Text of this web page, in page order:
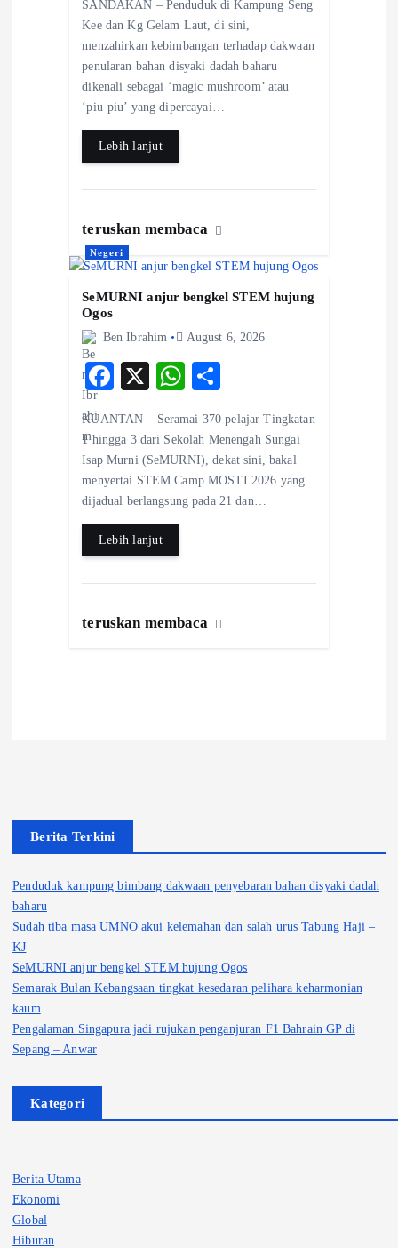
eb
o
o
k
ts
A
p
p
re
SANDAKAN – Penduduk di Kampung Seng
Kee dan Kg Gelam Laut, di sini,
menzahirkan kebimbangan terhadap dakwaan
penularan bahan disyaki dadah baharu
dikenali sebagai ‘magic mushroom’ atau
‘piu-piu’ yang dipercayai…
Lebih lanjut
teruskan membaca
Negeri
SeMURNI anjur bengkel STEM hujung
Ogos
Ben Ibrahim August 6, 2026
F
eb
o
o
k
X
W
ts
A
p
p
re
KUANTAN – Seramai 370 pelajar Tingkatan
1 hingga 3 dari Sekolah Menengah Sungai
Isap Murni (SeMURNI), dekat sini, bakal
menyertai STEM Camp MOSTI 2026 yang
dijadual berlangsung pada 21 dan…
Lebih lanjut
teruskan membaca
Berita Terkini
Penduduk kampung bimbang dakwaan penyebaran bahan disyaki dadah
baharu
Sudah tiba masa UMNO akui kelemahan dan salah urus Tabung Haji –
KJ
SeMURNI anjur bengkel STEM hujung Ogos
Semarak Bulan Kebangsaan tingkat kesedaran pelihara keharmonian
kaum
Pengalaman Singapura jadi rujukan penganjuran F1 Bahrain GP di
Sepang – Anwar
Kategori
Berita Utama
Ekonomi
Global
Hiburan